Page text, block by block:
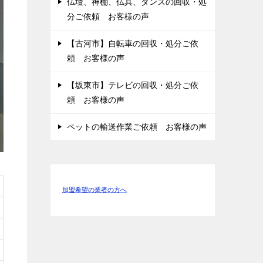
分ご依頼 お客様の声
【古河市】自転車の回収・処分ご依
頼 お客様の声
【坂東市】テレビの回収・処分ご依
頼 お客様の声
ペットの輸送作業ご依頼 お客様の声
加盟希望の業者の方へ